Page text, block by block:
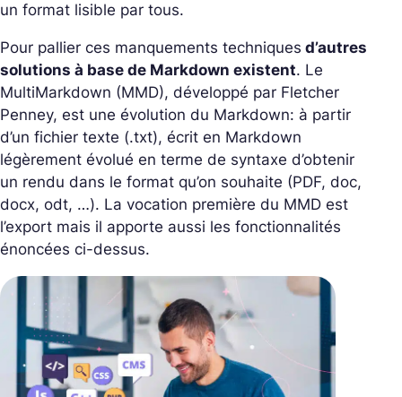
un format lisible par tous.
Pour pallier ces manquements techniques d’autres
solutions à base de Markdown existent. Le
MultiMarkdown (MMD), développé par Fletcher
Penney, est une évolution du Markdown: à partir
d’un fichier texte (.txt), écrit en Markdown
légèrement évolué en terme de syntaxe d’obtenir
un rendu dans le format qu’on souhaite (PDF, doc,
docx, odt, …). La vocation première du MMD est
l’export mais il apporte aussi les fonctionnalités
énoncées ci-dessus.